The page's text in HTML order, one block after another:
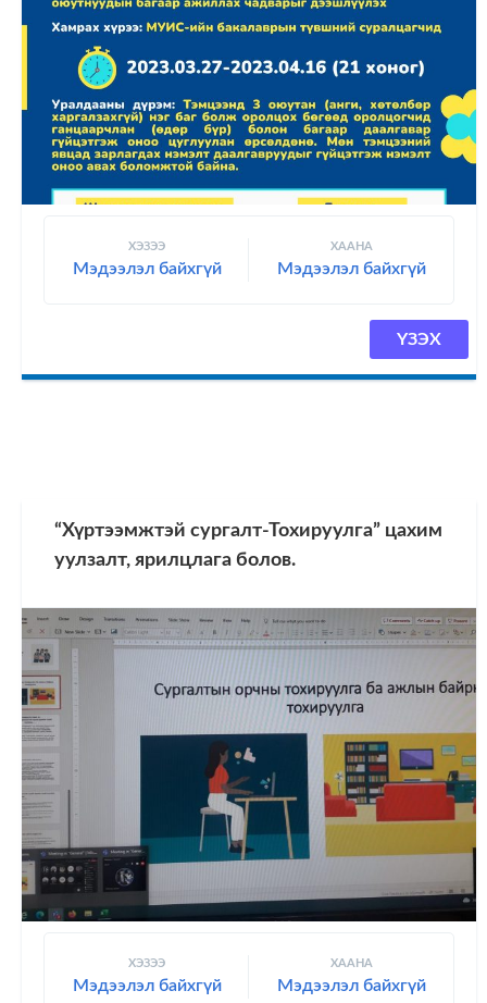
ХЭЗЭЭ
Мэдээлэл байхгүй
ХААНА
Мэдээлэл байхгүй
ҮЗЭХ
“Хүртээмжтэй сургалт-Тохируулга” цахим
уулзалт, ярилцлага болов.
ХЭЗЭЭ
Мэдээлэл байхгүй
ХААНА
Мэдээлэл байхгүй